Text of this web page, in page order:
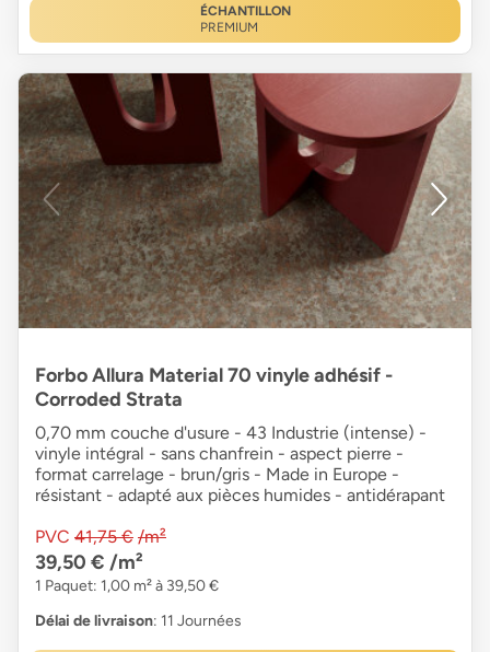
ÉCHANTILLON
PREMIUM
Forbo Allura Material 70 vinyle adhésif -
Corroded Strata
0,70 mm couche d'usure - 43 Industrie (intense) -
vinyle intégral - sans chanfrein - aspect pierre -
format carrelage - brun/gris - Made in Europe -
résistant - adapté aux pièces humides - antidérapant
PVC 41,75 € /m²
39,50 € /m²
1 Paquet: 1,00 m² à 39,50 €
Délai de livraison: 11 Journées